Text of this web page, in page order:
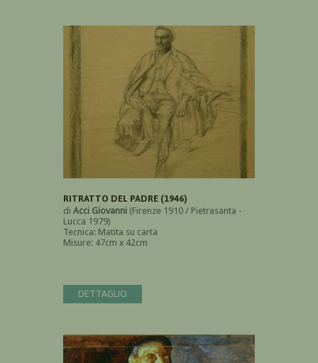
RITRATTO DEL PADRE (1946)
di Acci Giovanni (Firenze 1910 / Pietrasanta -
Lucca 1979)
Tecnica: Matita su carta
Misure: 47cm x 42cm
DETTAGLIO